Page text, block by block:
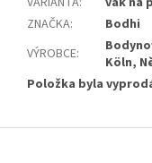
ZNAČKA:
Bodhi
VÝROBCE:
Köln,
Položka byla